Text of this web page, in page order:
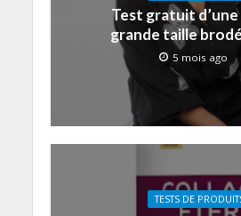
Test gratuit
grande taille
5 mois ago
TESTS DE